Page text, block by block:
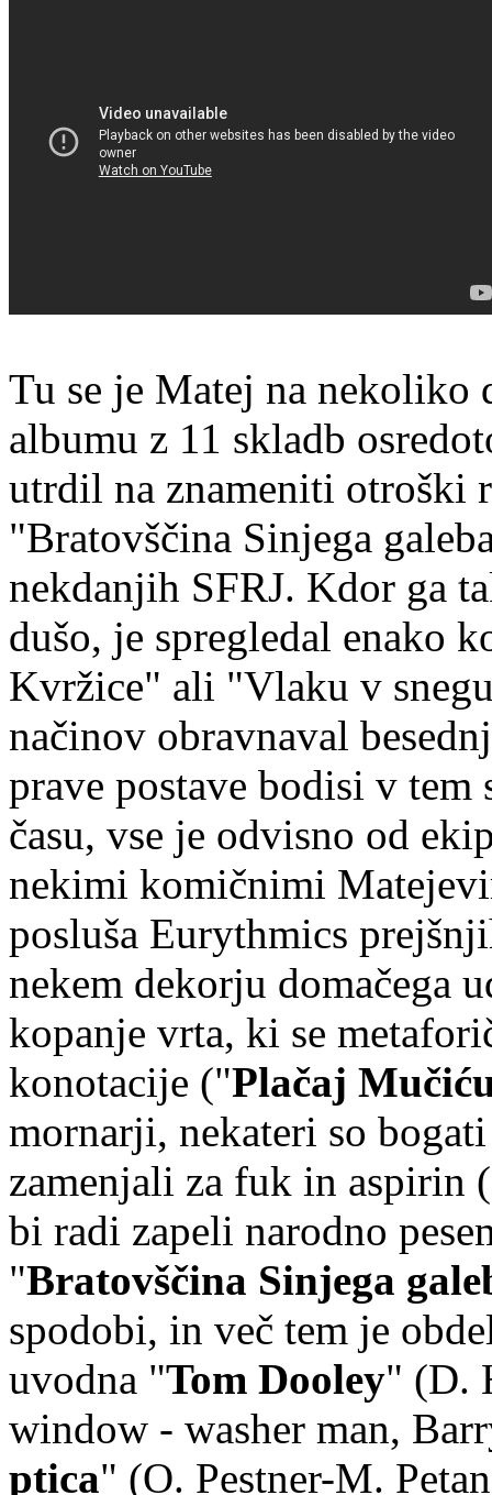
Tu se je Matej na nekoliko
albumu z 11 skladb
utrdil na znameniti otroški
"Bratovščina Sinjega
nekdanjih SFRJ. Kdor ga
dušo, je spregledal enako
Kvržice" ali "Vlaku v
načinov obravnaval
prave postave bodisi v
času, vse je odvisno od
nekimi komičnimi
posluša Eurythmics
nekem dekorju domačega
kopanje vrta, ki se
konotacije ("Plačaj
mornarji, nekateri so
zamenjali za fuk in aspirin
bi radi zapeli narodno
"Bratovščina Sinjega
spodobi, in več tem je
uvodna "Tom Dooley" (D.
window - washer man,
ptica" (O. Pestner-M.